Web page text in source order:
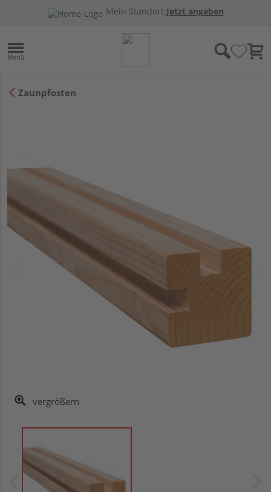
Mein Standort:Jetzt angeben
Zaunpfosten
vergrößern